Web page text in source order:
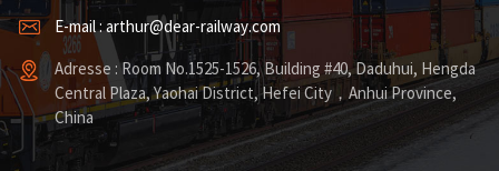
E-mail : arthur@dear-railway.com
Adresse : Room No.1525-1526, Building #40, Daduhui, Hengda
Central Plaza, Yaohai District, Hefei City，Anhui Province,
China